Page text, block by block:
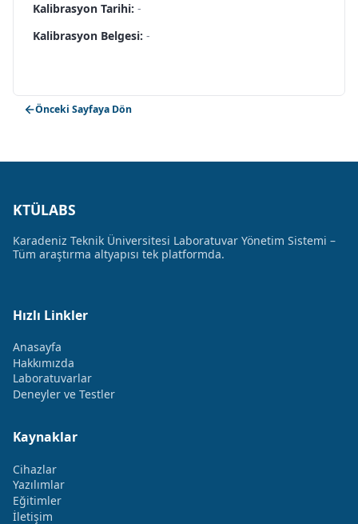
Kalibrasyon Tarihi: -
Kalibrasyon Belgesi: -
Önceki Sayfaya Dön
KTÜLABS
Karadeniz Teknik Üniversitesi Laboratuvar Yönetim Sistemi –
Tüm araştırma altyapısı tek platformda.
Hızlı Linkler
Anasayfa
Hakkımızda
Laboratuvarlar
Deneyler ve Testler
Kaynaklar
Cihazlar
Yazılımlar
Eğitimler
İletişim